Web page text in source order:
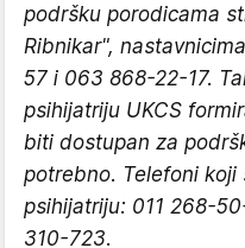
podršku porodicama
Ribnikar",
57 i 063 868-22-17.
psihijatriju UKCS
biti dostupan za
potrebno. Telefoni koji
psihijatriju: 011 268-
310-723.